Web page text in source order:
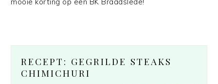
RECEPT: GEGRILDE STEAKS
CHIMICHURI